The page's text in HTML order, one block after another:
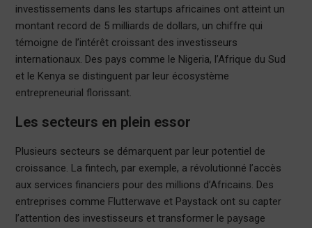
investissements dans les startups africaines ont atteint un
montant record de 5 milliards de dollars, un chiffre qui
témoigne de l’intérêt croissant des investisseurs
internationaux. Des pays comme le Nigeria, l’Afrique du Sud
et le Kenya se distinguent par leur écosystème
entrepreneurial florissant.
Les secteurs en plein essor
Plusieurs secteurs se démarquent par leur potentiel de
croissance. La fintech, par exemple, a révolutionné l’accès
aux services financiers pour des millions d’Africains. Des
entreprises comme Flutterwave et Paystack ont su capter
l’attention des investisseurs et transformer le paysage